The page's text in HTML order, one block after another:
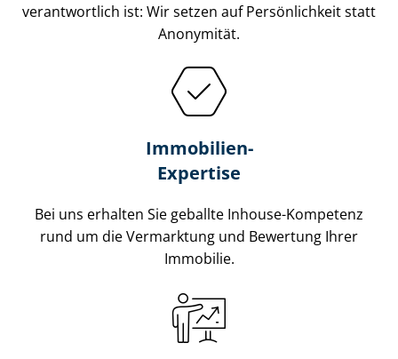
verantwortlich ist: Wir setzen auf Persönlichkeit statt
Anonymität.
Immobilien-
Expertise
Bei uns erhalten Sie geballte Inhouse-Kompetenz
rund um die Vermarktung und Bewertung Ihrer
Immobilie.